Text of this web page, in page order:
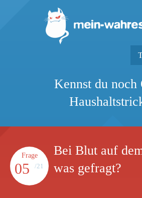
Kennst du noch
Frage
05 /21
Bei Blut auf
was gefragt?